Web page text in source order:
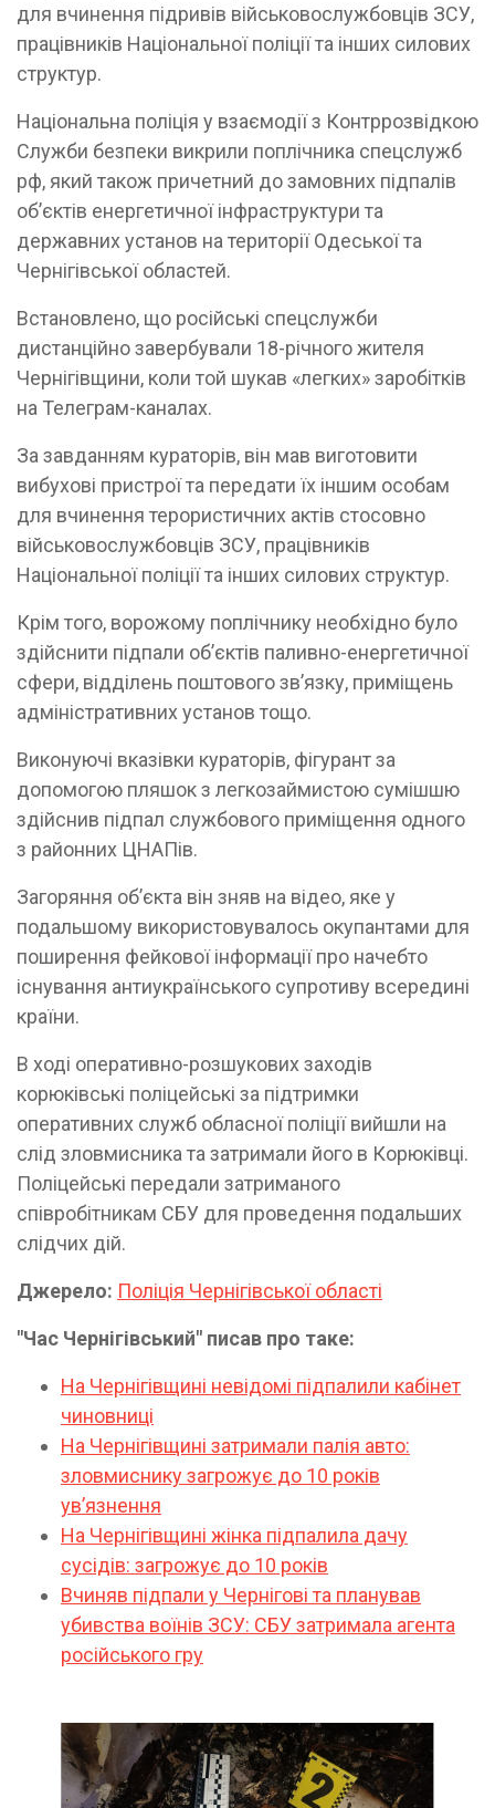
для вчинення підривів військовослужбовців ЗСУ,
працівників Національної поліції та інших силових
структур.
Національна поліція у взаємодії з Контррозвідкою
Служби безпеки викрили поплічника спецслужб
рф, який також причетний до замовних підпалів
об’єктів енергетичної інфраструктури та
державних установ на території Одеської та
Чернігівської областей.
Встановлено, що російські спецслужби
дистанційно завербували 18-річного жителя
Чернігівщини, коли той шукав «легких» заробітків
на Телеграм-каналах.
За завданням кураторів, він мав виготовити
вибухові пристрої та передати їх іншим особам
для вчинення терористичних актів стосовно
військовослужбовців ЗСУ, працівників
Національної поліції та інших силових структур.
Крім того, ворожому поплічнику необхідно було
здійснити підпали об’єктів паливно-енергетичної
сфери, відділень поштового зв’язку, приміщень
адміністративних установ тощо.
Виконуючі вказівки кураторів, фігурант за
допомогою пляшок з легкозаймистою сумішшю
здійснив підпал службового приміщення одного
з районних ЦНАПів.
Загоряння об’єкта він зняв на відео, яке у
подальшому використовувалось окупантами для
поширення фейкової інформації про начебто
існування антиукраїнського супротиву всередині
країни.
В ході оперативно-розшукових заходів
корюківські поліцейські за підтримки
оперативних служб обласної поліції вийшли на
слід зловмисника та затримали його в Корюківці.
Поліцейські передали затриманого
співробітникам СБУ для проведення подальших
слідчих дій.
Джерело: Поліція Чернігівської області
"Час Чернігівський" писав про таке:
На Чернігівщині невідомі підпалили кабінет
чиновниці
На Чернігівщині затримали палія авто:
зловмиснику загрожує до 10 років
ув’язнення
На Чернігівщині жінка підпалила дачу
сусідів: загрожує до 10 років
Вчиняв підпали у Чернігові та планував
убивства воїнів ЗСУ: СБУ затримала агента
російського гру